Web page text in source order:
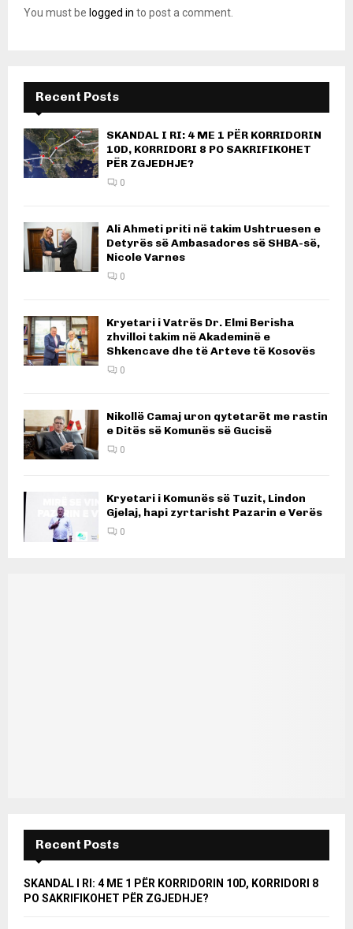
You must be logged in to post a comment.
Recent Posts
SKANDAL I RI: 4 ME 1 PËR KORRIDORIN
10D, KORRIDORI 8 PO SAKRIFIKOHET
PËR ZGJEDHJE?
0
Ali Ahmeti priti në takim Ushtruesen e
Detyrës së Ambasadores së SHBA-së,
Nicole Varnes
0
Kryetari i Vatrës Dr. Elmi Berisha
zhvilloi takim në Akademinë e
Shkencave dhe të Arteve të Kosovës
0
Nikollë Camaj uron qytetarët me rastin
e Ditës së Komunës së Gucisë
0
Kryetari i Komunës së Tuzit, Lindon
Gjelaj, hapi zyrtarisht Pazarin e Verës
0
Recent Posts
SKANDAL I RI: 4 ME 1 PËR KORRIDORIN 10D, KORRIDORI 8
PO SAKRIFIKOHET PËR ZGJEDHJE?